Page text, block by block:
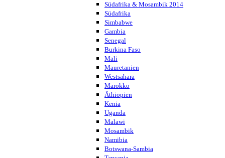
Südafrika & Mosambik 2014
Südafrika
Simbabwe
Gambia
Senegal
Burkina Faso
Mali
Mauretanien
Westsahara
Marokko
Äthiopien
Kenia
Uganda
Malawi
Mosambik
Namibia
Botswana-Sambia